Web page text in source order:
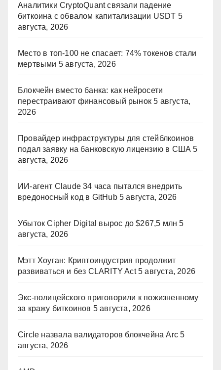
Аналитики CryptoQuant связали падение
биткоина с обвалом капитализации USDT 5
августа, 2026
Место в топ-100 не спасает: 74% токенов стали
мертвыми 5 августа, 2026
Блокчейн вместо банка: как нейросети
перестраивают финансовый рынок 5 августа,
2026
Провайдер инфраструктуры для стейблкоинов
подал заявку на банковскую лицензию в США 5
августа, 2026
ИИ-агент Claude 34 часа пытался внедрить
вредоносный код в GitHub 5 августа, 2026
Убыток Cipher Digital вырос до $267,5 млн 5
августа, 2026
Мэтт Хоуган: Криптоиндустрия продолжит
развиваться и без CLARITY Act 5 августа, 2026
Экс-полицейского приговорили к пожизненному
за кражу биткоинов 5 августа, 2026
Circle назвала валидаторов блокчейна Arc 5
августа, 2026